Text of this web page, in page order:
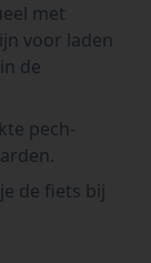
met
voor laden
de
pech-
de fiets bij